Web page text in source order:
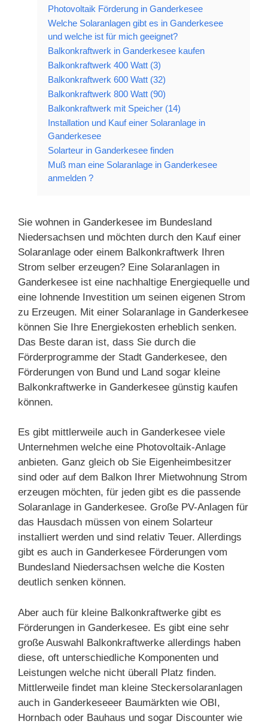
Photovoltaik Förderung in Ganderkesee
Welche Solaranlagen gibt es in Ganderkesee
und welche ist für mich geeignet?
Balkonkraftwerk in Ganderkesee kaufen
Balkonkraftwerk 400 Watt (3)
Balkonkraftwerk 600 Watt (32)
Balkonkraftwerk 800 Watt (90)
Balkonkraftwerk mit Speicher (14)
Installation und Kauf einer Solaranlage in
Ganderkesee
Solarteur in Ganderkesee finden
Muß man eine Solaranlage in Ganderkesee
anmelden ?
Sie wohnen in Ganderkesee im Bundesland
Niedersachsen und möchten durch den Kauf einer
Solaranlage oder einem Balkonkraftwerk Ihren
Strom selber erzeugen? Eine Solaranlagen in
Ganderkesee ist eine nachhaltige Energiequelle und
eine lohnende Investition um seinen eigenen Strom
zu Erzeugen. Mit einer Solaranlage in Ganderkesee
können Sie Ihre Energiekosten erheblich senken.
Das Beste daran ist, dass Sie durch die
Förderprogramme der Stadt Ganderkesee, den
Förderungen von Bund und Land sogar kleine
Balkonkraftwerke in Ganderkesee günstig kaufen
können.
Es gibt mittlerweile auch in Ganderkesee viele
Unternehmen welche eine Photovoltaik-Anlage
anbieten. Ganz gleich ob Sie Eigenheimbesitzer
sind oder auf dem Balkon Ihrer Mietwohnung Strom
erzeugen möchten, für jeden gibt es die passende
Solaranlage in Ganderkesee. Große PV-Anlagen für
das Hausdach müssen von einem Solarteur
installiert werden und sind relativ Teuer. Allerdings
gibt es auch in Ganderkesee Förderungen vom
Bundesland Niedersachsen welche die Kosten
deutlich senken können.
Aber auch für kleine Balkonkraftwerke gibt es
Förderungen in Ganderkesee. Es gibt eine sehr
große Auswahl Balkonkraftwerke allerdings haben
diese, oft unterschiedliche Komponenten und
Leistungen welche nicht überall Platz finden.
Mittlerweile findet man kleine Steckersolaranlagen
auch in Ganderkeseeer Baumärkten wie OBI,
Hornbach oder Bauhaus und sogar Discounter wie